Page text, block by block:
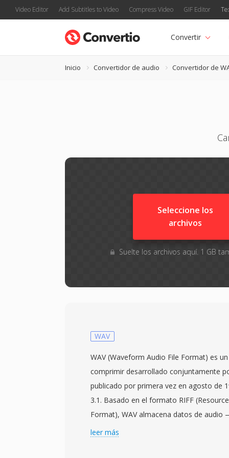
Video Editor Add Subtitles to Video Compress Video GIF Editor
Convertir
Inicio Convertidor de audio Convertidor de
Seleccione los
archivos
Suelte los archivos aquí. 1 GB
WAV
WAV (Waveform Audio File Format) es
comprimir desarrollado conjuntamente
publicado por primera vez en agosto de
3.1. Basado en el formato RIFF
Format), WAV almacena datos de
como modulación de código de pulso
leer más